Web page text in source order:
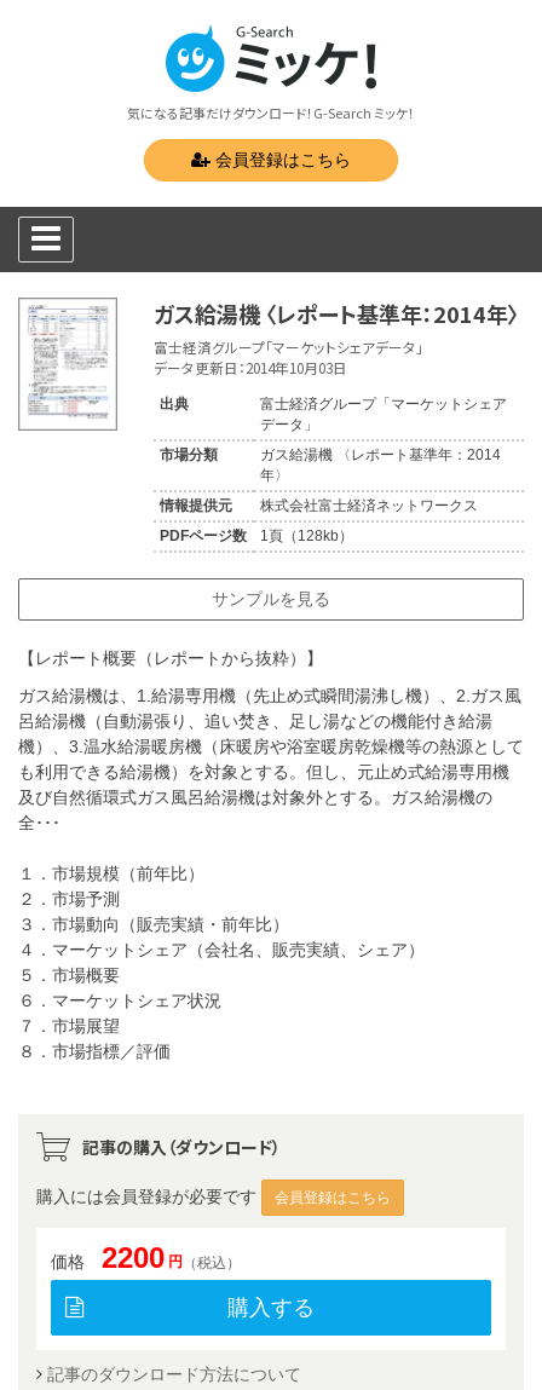
気になる記事だけダウンロード！G-Search ミッケ！
会員登録はこちら
ガス給湯機 〈レポート基準年：2014年〉
富士経済グループ「マーケットシェアデータ」
データ更新日：2014年10月03日
出典
富士経済グループ「マーケットシェア
データ」
市場分類
ガス給湯機 〈レポート基準年：2014
年〉
情報提供元
株式会社富士経済ネットワークス
PDFページ数
1頁（128kb）
サンプルを見る
【レポート概要（レポートから抜粋）】
ガス給湯機は、1.給湯専用機（先止め式瞬間湯沸し機）、2.ガス風
呂給湯機（自動湯張り、追い焚き、足し湯などの機能付き給湯
機）、3.温水給湯暖房機（床暖房や浴室暖房乾燥機等の熱源として
も利用できる給湯機）を対象とする。但し、元止め式給湯専用機
及び自然循環式ガス風呂給湯機は対象外とする。ガス給湯機の
全･･･
１．市場規模（前年比）
２．市場予測
３．市場動向（販売実績・前年比）
４．マーケットシェア（会社名、販売実績、シェア）
５．市場概要
６．マーケットシェア状況
７．市場展望
８．市場指標／評価
記事の購入（ダウンロード）
購入には会員登録が必要です 会員登録はこちら
価格 2200 円 （税込）
購入する
記事のダウンロード方法について